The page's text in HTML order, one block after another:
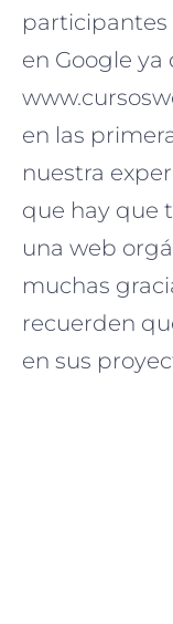
participantes
en Google ya
en las
nuestra
que hay que
una web
muchas
recuerden
en sus